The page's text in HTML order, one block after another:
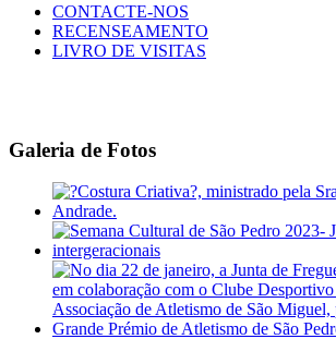
CONTACTE-NOS
RECENSEAMENTO
LIVRO DE VISITAS
Galeria de Fotos